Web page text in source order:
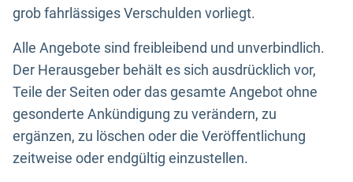
grob fahrlässiges Verschulden vorliegt.
Alle Angebote sind freibleibend und unverbindlich.
Der Herausgeber behält es sich ausdrücklich vor,
Teile der Seiten oder das gesamte Angebot ohne
gesonderte Ankündigung zu verändern, zu
ergänzen, zu löschen oder die Veröffentlichung
zeitweise oder endgültig einzustellen.